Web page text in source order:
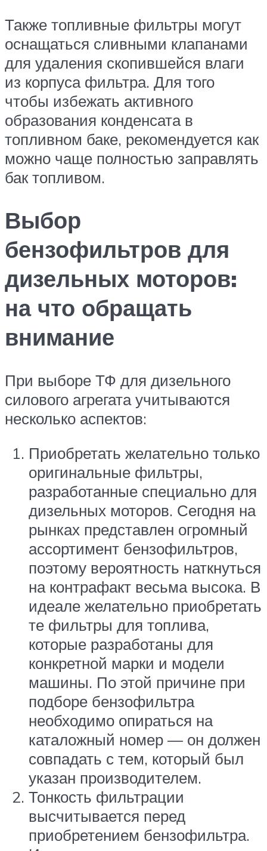
Также топливные фильтры могут
оснащаться сливными клапанами
для удаления скопившейся влаги
из корпуса фильтра. Для того
чтобы избежать активного
образования конденсата в
топливном баке, рекомендуется как
можно чаще полностью заправлять
бак топливом.
Выбор
бензофильтров для
дизельных моторов:
на что обращать
внимание
При выборе ТФ для дизельного
силового агрегата учитываются
несколько аспектов:
Приобретать желательно только
оригинальные фильтры,
разработанные специально для
дизельных моторов. Сегодня на
рынках представлен огромный
ассортимент бензофильтров,
поэтому вероятность наткнуться
на контрафакт весьма высока. В
идеале желательно приобретать
те фильтры для топлива,
которые разработаны для
конкретной марки и модели
машины. По этой причине при
подборе бензофильтра
необходимо опираться на
каталожный номер — он должен
совпадать с тем, который был
указан производителем.
Тонкость фильтрации
высчитывается перед
приобретением бензофильтра.